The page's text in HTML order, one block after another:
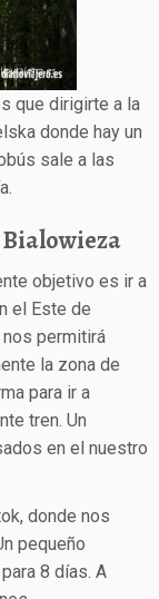
que dirigirte a la
donde hay un
sale a las
objetivo es ir a
el Este de
permitirá
la zona de
para ir a
tren. Un
en el nuestro
donde nos
pequeño
8 días. A